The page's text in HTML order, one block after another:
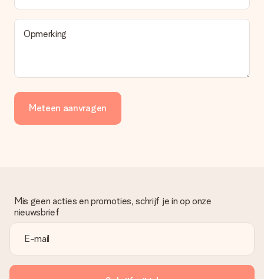
Opmerking
Meteen aanvragen
Mis geen acties en promoties, schrijf je in op onze
nieuwsbrief